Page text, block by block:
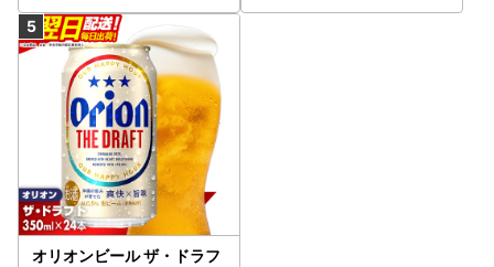
オリオンビール ザ・ドラフ